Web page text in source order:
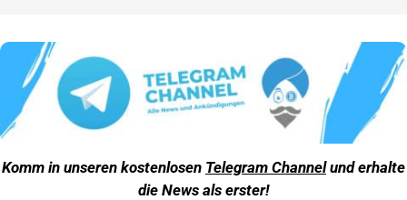
Komm in unseren kostenlosen Telegram Channelund erhalte
die News als erster!